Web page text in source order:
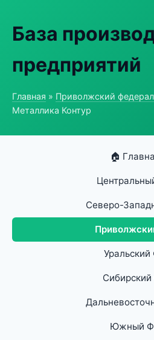
База
предприятий
Главная » Приволжский
Металлика Контур
🏠
Северо-
Южный